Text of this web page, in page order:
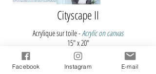
Cityscape II
Acrylique sur toile -Acrylic on canvas
15" x 20"
2023
Galeries en ligne -
Online Galleries
Facebook Instagram E-mail